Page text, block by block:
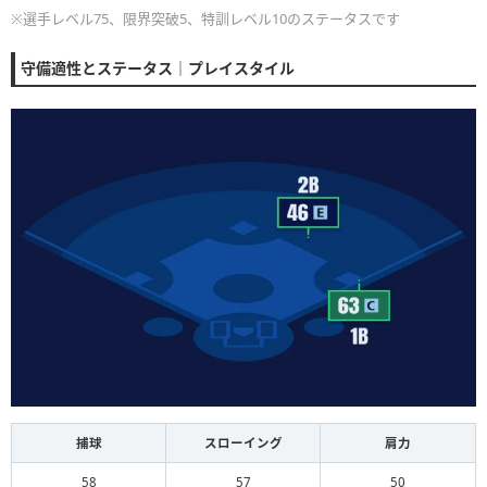
※選手レベル75、限界突破5、特訓レベル10のステータスです
守備適性とステータス｜プレイスタイル
捕球 スローイング 肩力
58 57 50